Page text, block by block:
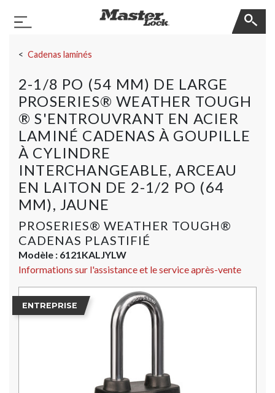
Basculer la navigation
Cadenas laminés
2-1/8 PO (54 MM) DE LARGE
PROSERIES® WEATHER TOUGH
® S'ENTROUVRANT EN ACIER
LAMINÉ CADENAS À GOUPILLE
À CYLINDRE
INTERCHANGEABLE, ARCEAU
EN LAITON DE 2-1/2 PO (64
MM), JAUNE
PROSERIES® WEATHER TOUGH®
CADENAS PLASTIFIÉ
Modèle : 6121KALJYLW
Informations sur l'assistance et le service après-vente
ENTREPRISE